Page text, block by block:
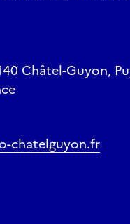
Châtel-Guyon,
chatelguyon.fr